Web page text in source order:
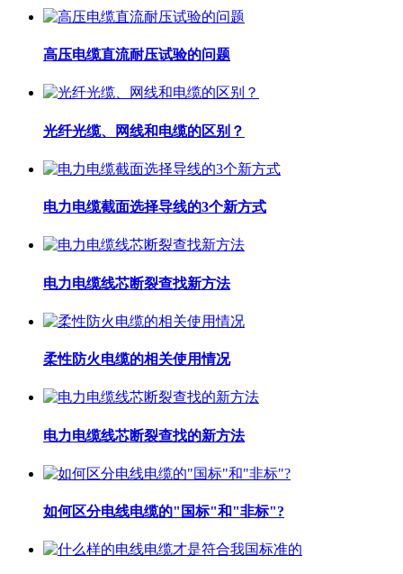
高压电缆直流耐压试验的问题
光纤光缆、网线和电缆的区别？
电力电缆截面选择导线的3个新方式
电力电缆线芯断裂查找新方法
柔性防火电缆的相关使用情况
电力电缆线芯断裂查找的新方法
如何区分电线电缆的"国标"和"非标"?